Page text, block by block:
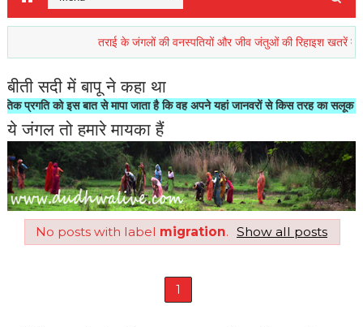
तराई के जंगलों की वनस्पतियों और जीव जंतुओं की रिहाइश खतरें में
बीती सदी में बापू ने कहा था
को इस बात से मापा जाता है कि वह अपने यहां जानवरों से किस तरह का सलूक करता है"-
ये जंगल तो हमारे मायका हैं
No posts with label migration. Show all posts
1